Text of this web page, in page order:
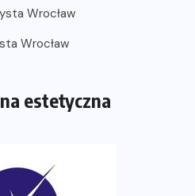
Wrocław
estetyczna